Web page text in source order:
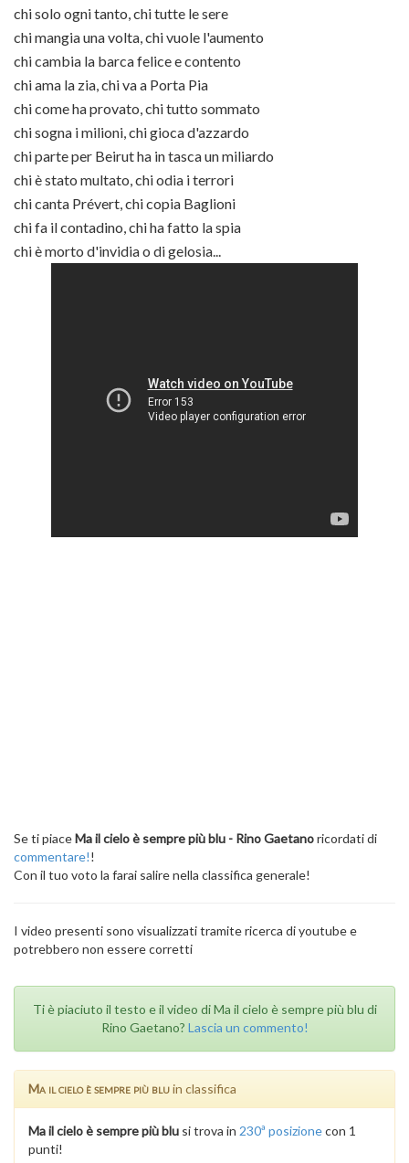
chi solo ogni tanto, chi tutte le sere
chi mangia una volta, chi vuole l'aumento
chi cambia la barca felice e contento
chi ama la zia, chi va a Porta Pia
chi come ha provato, chi tutto sommato
chi sogna i milioni, chi gioca d'azzardo
chi parte per Beirut ha in tasca un miliardo
chi è stato multato, chi odia i terrori
chi canta Prévert, chi copia Baglioni
chi fa il contadino, chi ha fatto la spia
chi è morto d'invidia o di gelosia...
Se ti piaceMa il cielo è sempre più blu - Rino Gaetanoricordati di
commentare!!
Con il tuo voto la farai salire nella classifica generale!
I video presenti sono visualizzati tramite ricerca di youtube e
potrebbero non essere corretti
Ti è piaciuto il testo e il video di Ma il cielo è sempre più blu di
Rino Gaetano? Lascia un commento!
Ma il cielo è sempre più bluin classifica
Ma il cielo è sempre più blu si trova in 230ª posizionecon 1
punti!